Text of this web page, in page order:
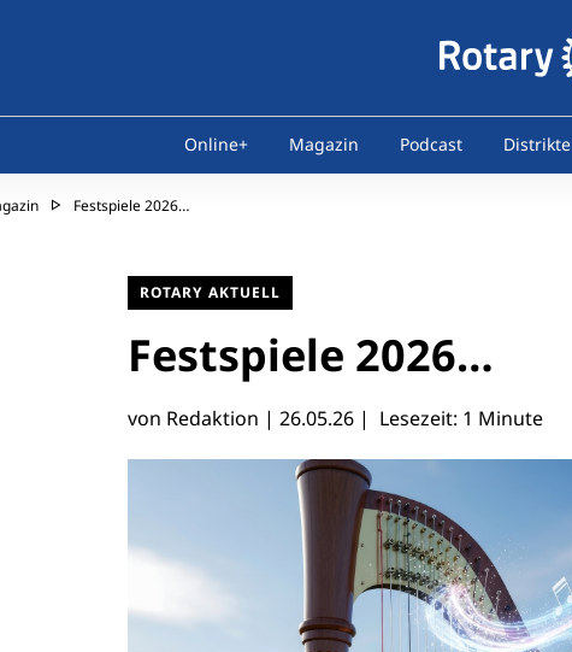
Online+ Magazin Podcast Distrikte
Festspiele 2026…
ROTARY AKTUELL
Festspiele 2026…
von Redaktion | 26.05.26| Lesezeit: 1 Minute